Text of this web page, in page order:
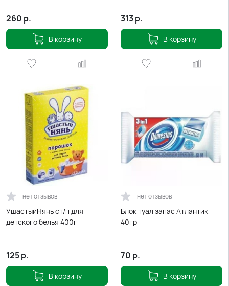
260 р.
В корзину
313р.
В корзину
нет отзывов
УшастыйНянь ст/п для
детского белья 400г
125р.
В корзину
нет отзывов
Блок туал запас Атлантик
40гр
70 р.
В корзину